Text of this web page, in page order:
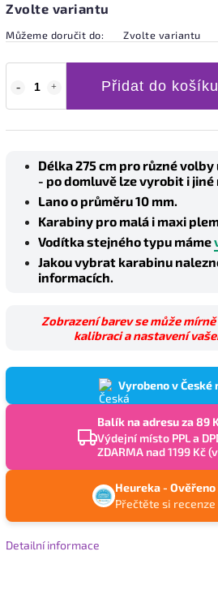
Zvolte variantu
Můžeme doručit do: Zvolte variantu
Přidat do košíku
Délka 275 cm pro různé
- po domluvě lze vyrobit i
Lano o průměru 10 mm.
Karabiny pro malá i maxi
Vodítka stejného typu máme
Jakou vybrat karabinu
informacích.
Zobrazení barev se může
kalibraci a nastavení
Vyrobeno v České
Balík na adresu za 89
Výdejní místo PPL a
ZDARMA nad 1199 Kč
Heureka -
Přečtěte si recenze
Detailní informace